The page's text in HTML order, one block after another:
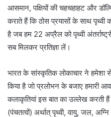
आसमान, पक्षियों की चहचहाहट और
कराते हैं कि ठोस प्रयासों के साथ
है जब हम 22 अप्रैल को पृथ्वी
सब मिलकर प्रतिज्ञा लें।
भारत के सांस्कृतिक लोकाचार ने हमेशा
किया है जो प्रलोभन के बजाए हमारी
कलाकृतियां इस बात का उल्लेख करती हैं
(पंचतत्वों) अर्थात् पृथ्वी, वायु, जल,